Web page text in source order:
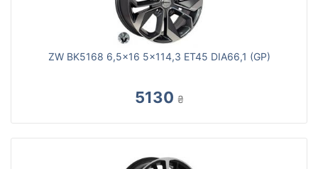
ZW BK5168 6,5x16 5x114,3 ET45 DIA66,1 (GP)
5130 ₴